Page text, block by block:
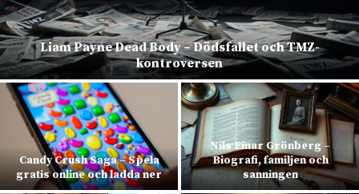
Liam Payne Dead Body – Dödsfallet och TMZ-
kontroversen
Candy Crush Saga – Spela
gratis online och ladda ner
Nils Einar Grönberg –
Biografi, familjen och
sanningen